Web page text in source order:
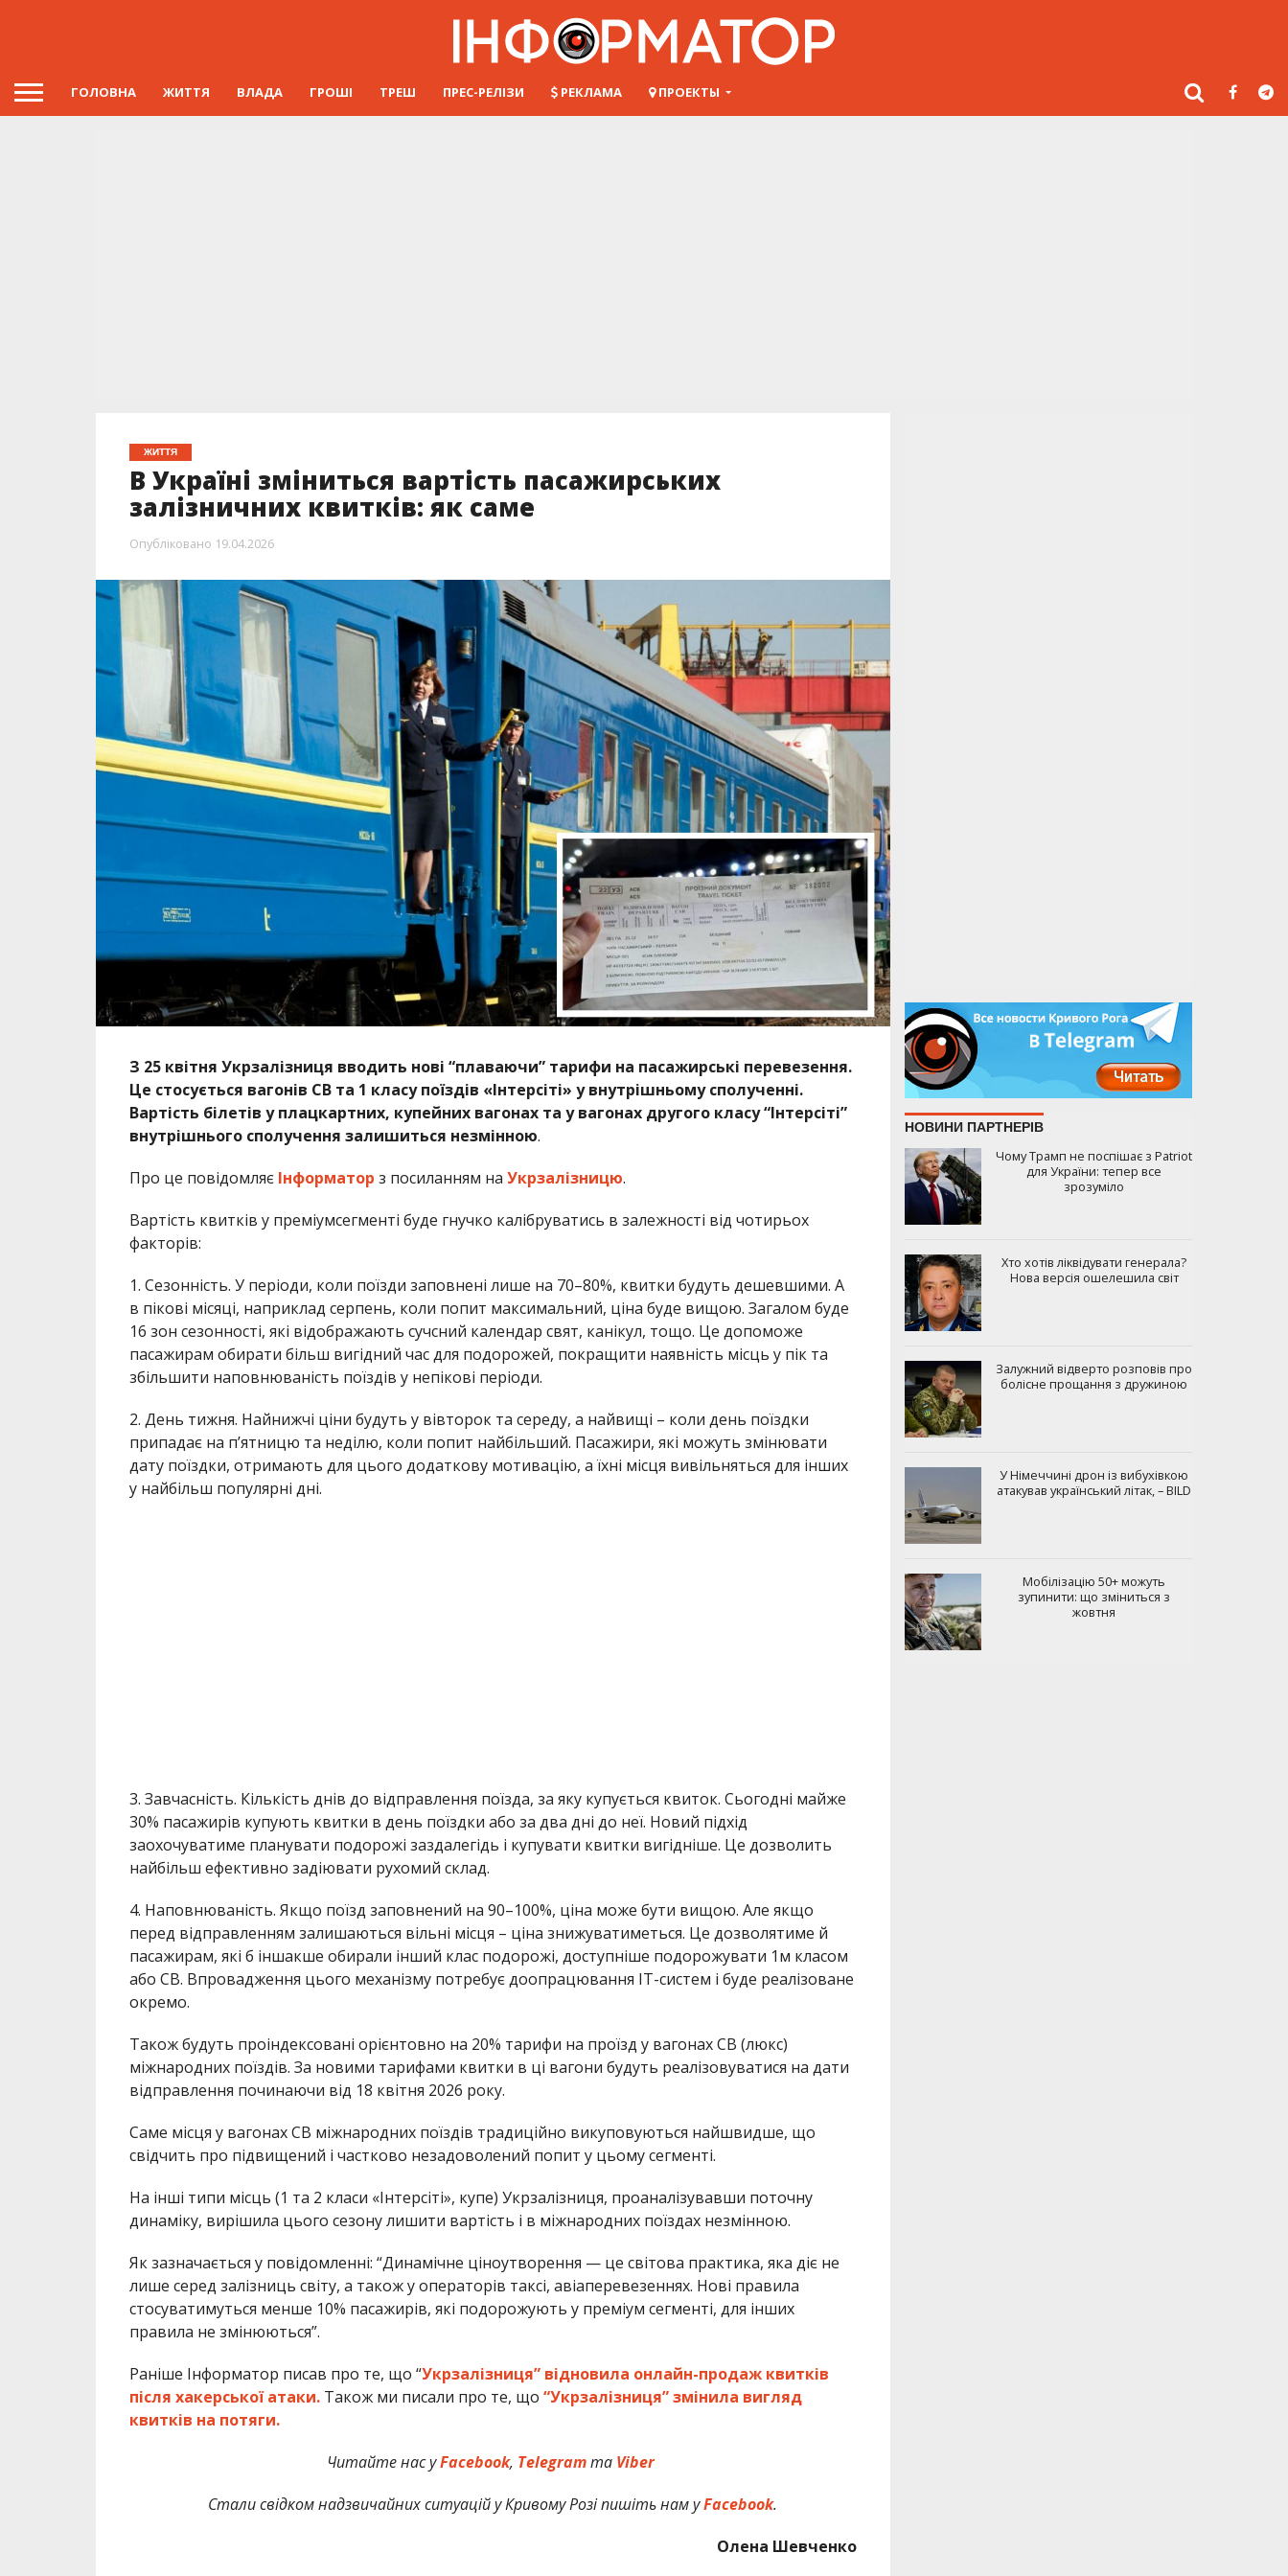
ГОЛОВНА ЖИТТЯ ВЛАДА ГРОШІ ТРЕШ ПРЕС-РЕЛІЗИ РЕКЛАМА ПРОЕКТЫ
ЖИТТЯ
В Україні зміниться вартість пасажирських
залізничних квитків: як саме
Опубліковано 19.04.2026
З 25 квітня Укрзалізниця вводить нові “плаваючи” тарифи на пасажирські перевезення.
Це стосується вагонів СВ та 1 класу поїздів «Інтерсіті» у внутрішньому сполученні.
Вартість білетів у плацкартних, купейних вагонах та у вагонах другого класу “Інтерсіті”
внутрішнього сполучення залишиться незмінною.
Про це повідомляє Інформатор з посиланням на Укрзалізницю.
Вартість квитків у преміумсегменті буде гнучко калібруватись в залежності від чотирьох
факторів:
1. Сезонність. У періоди, коли поїзди заповнені лише на 70–80%, квитки будуть дешевшими. А
в пікові місяці, наприклад серпень, коли попит максимальний, ціна буде вищою. Загалом буде
16 зон сезонності, які відображають сучсний календар свят, канікул, тощо. Це допоможе
пасажирам обирати більш вигідний час для подорожей, покращити наявність місць у пік та
збільшити наповнюваність поїздів у непікові періоди.
2. День тижня. Найнижчі ціни будуть у вівторок та середу, а найвищі – коли день поїздки
припадає на п’ятницю та неділю, коли попит найбільший. Пасажири, які можуть змінювати
дату поїздки, отримають для цього додаткову мотивацію, а їхні місця вивільняться для інших
у найбільш популярні дні.
3. Завчасність. Кількість днів до відправлення поїзда, за яку купується квиток. Сьогодні майже
30% пасажирів купують квитки в день поїздки або за два дні до неї. Новий підхід
заохочуватиме планувати подорожі заздалегідь і купувати квитки вигідніше. Це дозволить
найбільш ефективно задіювати рухомий склад.
4. Наповнюваність. Якщо поїзд заповнений на 90–100%, ціна може бути вищою. Але якщо
перед відправленням залишаються вільні місця – ціна знижуватиметься. Це дозволятиме й
пасажирам, які б іншакше обирали інший клас подорожі, доступніше подорожувати 1м класом
або СВ. Впровадження цього механізму потребує доопрацювання ІТ-систем і буде реалізоване
окремо.
Також будуть проіндексовані орієнтовно на 20% тарифи на проїзд у вагонах СВ (люкс)
міжнародних поїздів. За новими тарифами квитки в ці вагони будуть реалізовуватися на дати
відправлення починаючи від 18 квітня 2026 року.
Саме місця у вагонах СВ міжнародних поїздів традиційно викуповуються найшвидше, що
свідчить про підвищений і частково незадоволений попит у цьому сегменті.
На інші типи місць (1 та 2 класи «Інтерсіті», купе) Укрзалізниця, проаналізувавши поточну
динаміку, вирішила цього сезону лишити вартість і в міжнародних поїздах незмінною.
Як зазначається у повідомленні: “Динамічне ціноутворення — це світова практика, яка діє не
лише серед залізниць світу, а також у операторів таксі, авіаперевезеннях. Нові правила
стосуватимуться менше 10% пасажирів, які подорожують у преміум сегменті, для інших
правила не змінюються”.
Раніше Інформатор писав про те, що “Укрзалізниця” відновила онлайн-продаж квитків
після хакерської атаки.Також ми писали про те, що “Укрзалізниця” змінила вигляд
квитків на потяги.
Читайте нас уFacebook, Telegramта Viber
Стали свідком надзвичайних ситуацій у Кривому Розі пишіть нам уFacebook.
Олена Шевченко